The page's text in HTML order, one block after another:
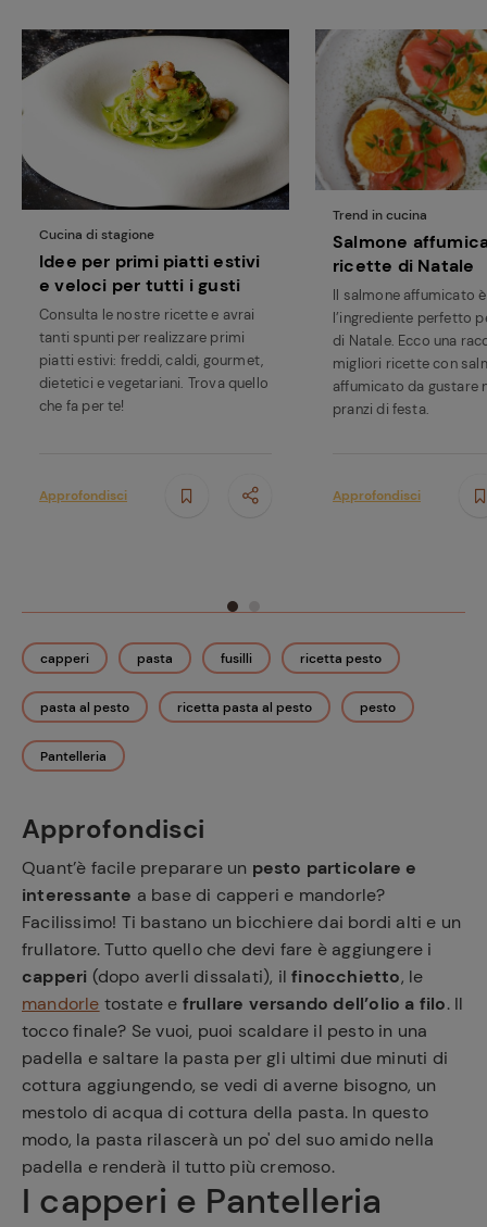
capperi pasta fusilli ricetta pesto
pasta al pesto ricetta pasta al pesto pesto
Pantelleria
Approfondisci
Quant’è facile preparare un pesto particolare e
interessante a base di capperi e mandorle?
Facilissimo! Ti bastano un bicchiere dai bordi alti e un
frullatore. Tutto quello che devi fare è aggiungere i
capperi (dopo averli dissalati), ilfinocchietto, le
mandorle tostate e frullare versando dell’olio a filo. Il
tocco finale? Se vuoi, puoi scaldare il pesto in una
padella e saltare la pasta per gli ultimi due minuti di
cottura aggiungendo, se vedi di averne bisogno, un
mestolo di acqua di cottura della pasta. In questo
modo, la pasta rilascerà un po' del suo amido nella
padella e renderà il tutto più cremoso.
I capperi e Pantelleria
Cucina di stagione
Idee per primi piatti estivi
e veloci per tutti i gusti
Consulta le nostre ricette e avrai
tanti spunti per realizzare primi
piatti estivi: freddi, caldi, gourmet,
dietetici e vegetariani. Trova quello
che fa per te!
Approfondisci
Trend in cucina
Salmone
ricette di Natale
Il salmone affumicato è
l’ingrediente perfetto
di Natale. Ecco una
migliori ricette con
affumicato da gustare
pranzi di festa.
Approfondisci
Ricette